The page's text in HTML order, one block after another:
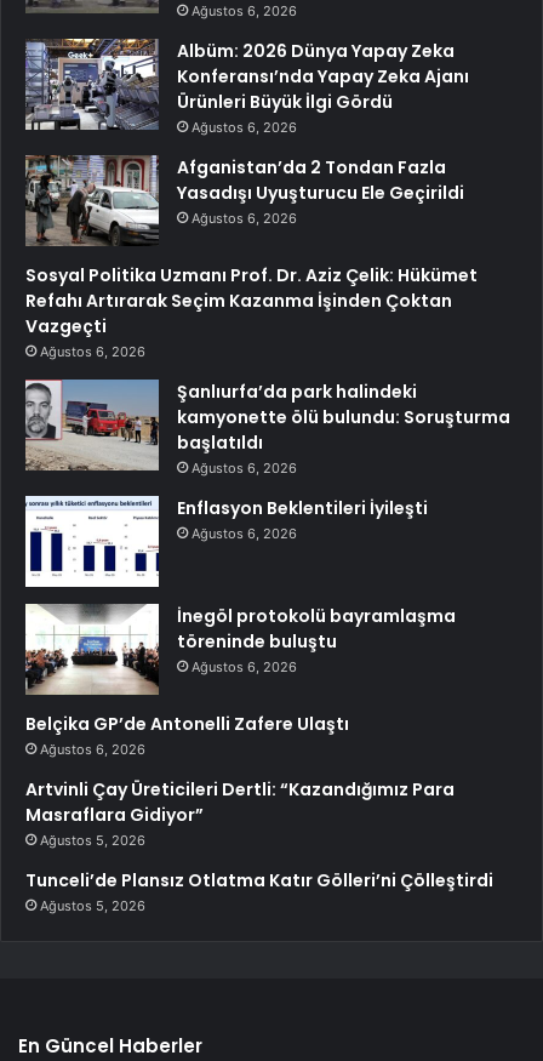
Ağustos 6, 2026
Albüm: 2026 Dünya Yapay Zeka
Konferansı’nda Yapay Zeka Ajanı
Ürünleri Büyük İlgi Gördü
Ağustos 6, 2026
Afganistan’da 2 Tondan Fazla
Yasadışı Uyuşturucu Ele Geçirildi
Ağustos 6, 2026
Sosyal Politika Uzmanı Prof. Dr. Aziz Çelik: Hükümet
Refahı Artırarak Seçim Kazanma İşinden Çoktan
Vazgeçti
Ağustos 6, 2026
Şanlıurfa’da park halindeki
kamyonette ölü bulundu: Soruşturma
başlatıldı
Ağustos 6, 2026
Enflasyon Beklentileri İyileşti
Ağustos 6, 2026
İnegöl protokolü bayramlaşma
töreninde buluştu
Ağustos 6, 2026
Belçika GP’de Antonelli Zafere Ulaştı
Ağustos 6, 2026
Artvinli Çay Üreticileri Dertli: “Kazandığımız Para
Masraflara Gidiyor”
Ağustos 5, 2026
Tunceli’de Plansız Otlatma Katır Gölleri’ni Çölleştirdi
Ağustos 5, 2026
En Güncel Haberler